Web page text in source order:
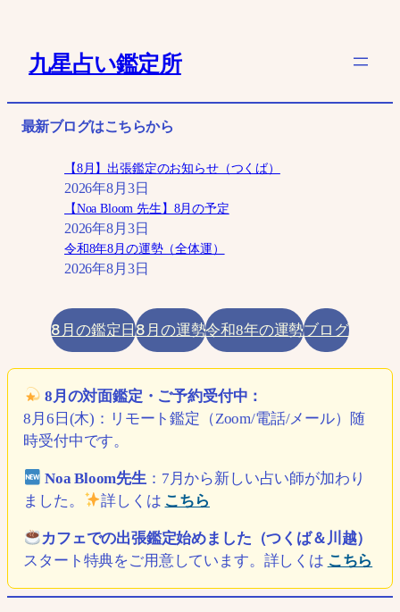
キ
九星占い鑑定所
最新ブログはこちらから
【8月】出張鑑定のお知らせ（つくば）
2026年8月3日
【Noa Bloom 先生】8月の予定
2026年8月3日
令和8年8月の運勢（全体運）
2026年8月3日
8月の鑑定日8月の運勢令和8年の運勢ブログ
8月の対面鑑定・ご予約受付中：
8月6日(木)：リモート鑑定（Zoom/電話/メール）随
時受付中です。
Noa Bloom先生：7月から新しい占い師が加わり
ました。
詳しくは こちら
カフェでの出張鑑定始めました（つくば＆川越）
スタート特典をご用意しています。詳しくは こちら